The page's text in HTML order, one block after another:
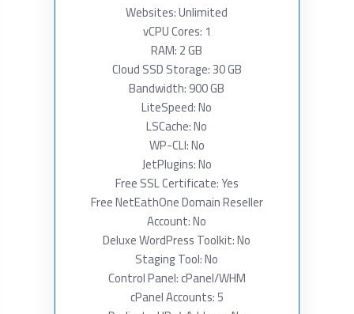
Websites: Unlimited
vCPU Cores: 1
RAM: 2 GB
Cloud SSD Storage: 30 GB
Bandwidth: 900 GB
LiteSpeed: No
LSCache: No
WP-CLI: No
JetPlugins: No
Free SSL Certificate: Yes
Free NetEathOne Domain Reseller
Account: No
Deluxe WordPress Toolkit: No
Staging Tool: No
Control Panel: cPanel/WHM
cPanel Accounts: 5